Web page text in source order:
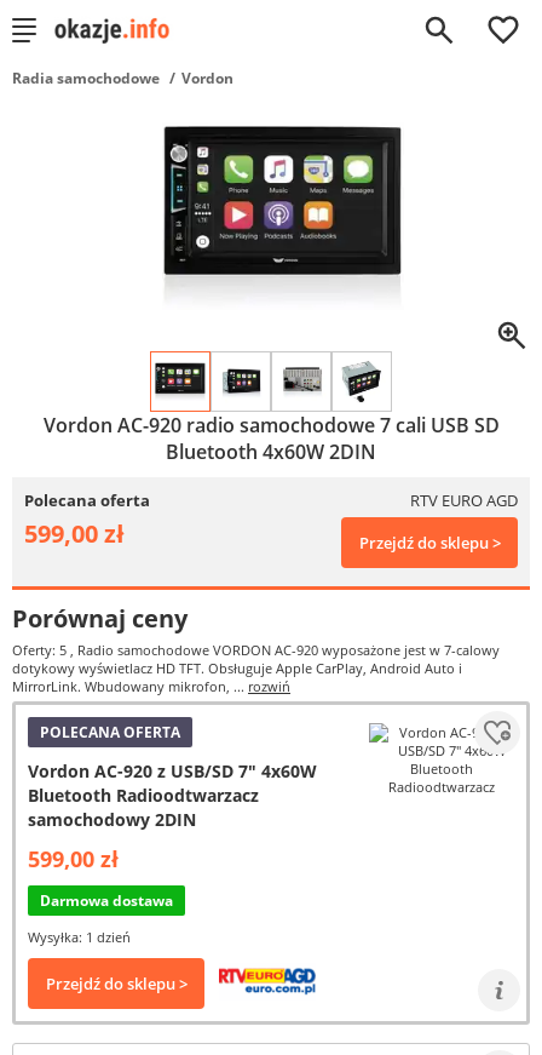
0
Radia samochodowe Vordon
Vordon AC-920 radio samochodowe 7 cali USB SD
Bluetooth 4x60W 2DIN
Polecana oferta RTV EURO AGD
599,00 zł Przejdź do sklepu >
Porównaj ceny
Oferty: 5 , Radio samochodowe VORDON AC-920 wyposażone jest w 7-calowy
dotykowy wyświetlacz HD TFT. Obsługuje Apple CarPlay, Android Auto i
MirrorLink. Wbudowany mikrofon, ... rozwiń
POLECANA OFERTA
Vordon AC-920 z USB/SD 7" 4x60W
Bluetooth Radioodtwarzacz
samochodowy 2DIN
599,00 zł
Darmowa dostawa
Wysyłka: 1 dzień
Przejdź do sklepu >